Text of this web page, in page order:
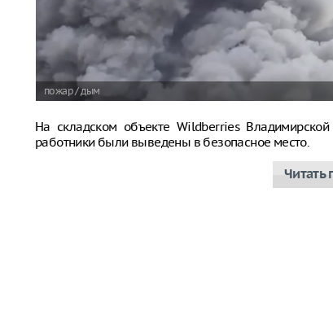
пожар / дым
На складском объекте Wildberries
работники были выведены в безопасное место.
Читать